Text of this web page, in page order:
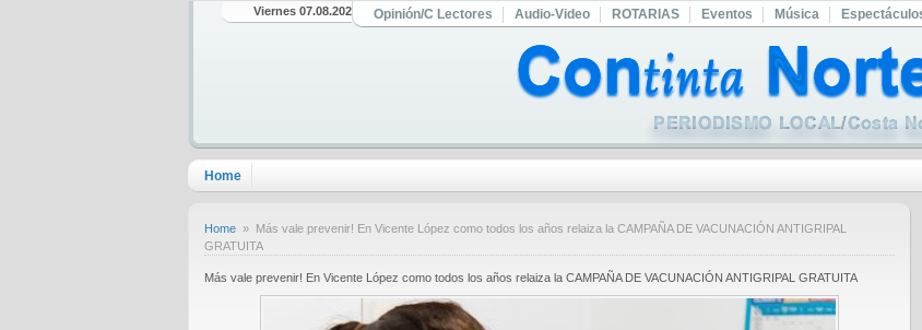
Viernes 07.08.2026 Opinión/C Lectores Audio-Video ROTARIAS Eventos Música
Home
Home » Más vale prevenir! En Vicente López como todos los años relaiza la CAMPAÑA DE VACUNACIÓN ANTIGRIPAL
GRATUITA
Más vale prevenir! En Vicente López como todos los años relaiza la CAMPAÑA DE VACUNACIÓN ANTIGRIPAL GRATUITA